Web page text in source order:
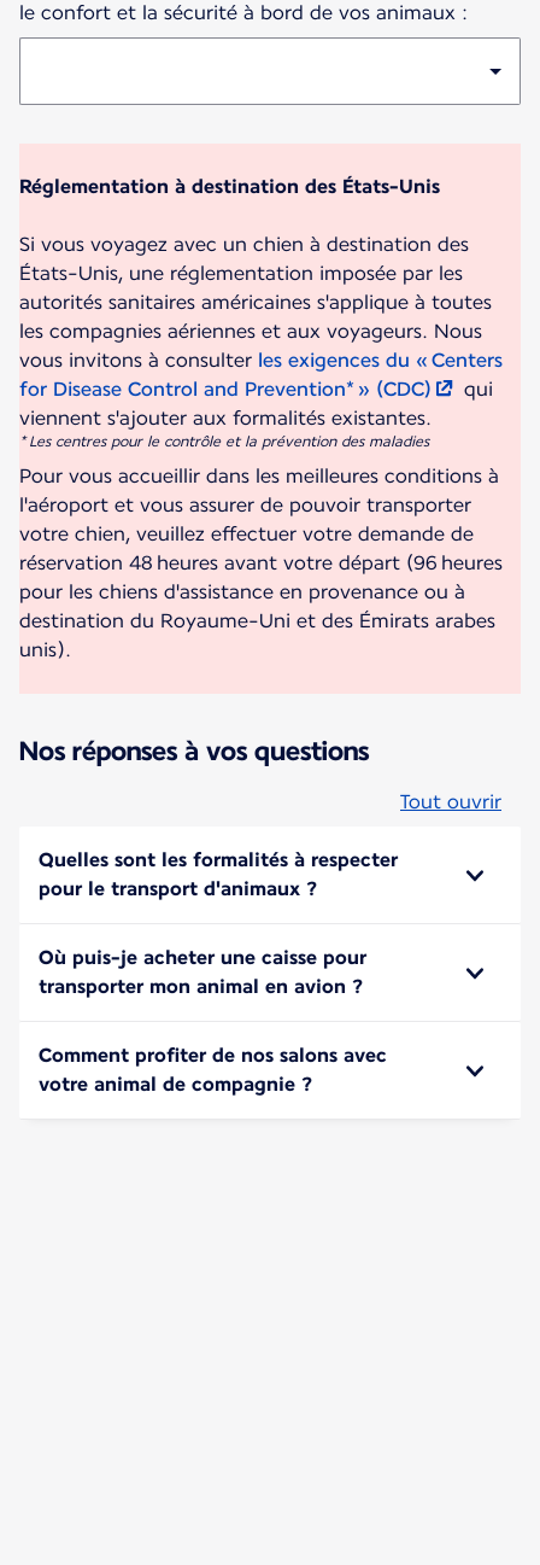
le confort et la sécurité à bord de vos animaux :
Réglementation à destination des États-Unis
Si vous voyagez avec un chien à destination des
États-Unis, une réglementation imposée par les
autorités sanitaires américaines s'applique à toutes
les compagnies aériennes et aux voyageurs. Nous
vous invitons à consulter les exigences du « Centers
for Disease Control and Prevention* » (CDC)
qui
* Les centres pour le contrôle et la prévention des maladies
Pour vous accueillir dans les meilleures conditions à
l'aéroport et vous assurer de pouvoir transporter
votre chien, veuillez effectuer votre demande de
réservation 48 heures avant votre départ (96 heures
pour les chiens d'assistance en provenance ou à
destination du Royaume-Uni et des Émirats arabes
unis).
Nos réponses à vos questions
Tout ouvrir
Quelles sont les formalités à respecter
pour le transport d'animaux ?
Où puis-je acheter une caisse pour
transporter mon animal en avion ?
Comment profiter de nos salons avec
votre animal de compagnie ?